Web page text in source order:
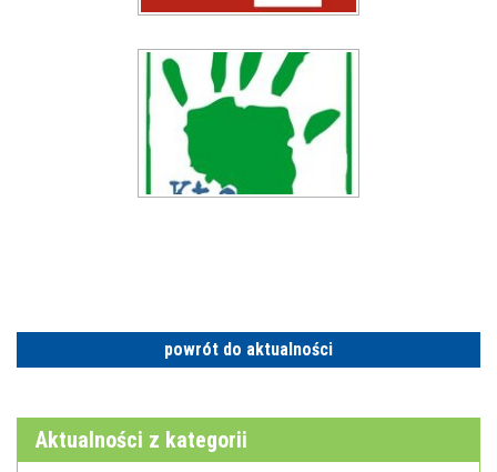
powrót do aktualności
Aktualności z kategorii